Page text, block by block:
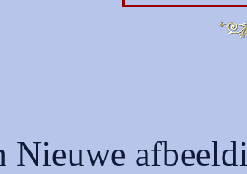
Nieuwe